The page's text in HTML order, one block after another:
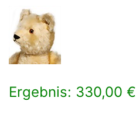
Ergebnis: 330,00 €